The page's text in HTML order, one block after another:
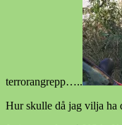
terrorangrepp…..
Hur skulle då jag vilja ha